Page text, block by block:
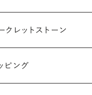
クレットストーン
：半角英数字20文字
ピング